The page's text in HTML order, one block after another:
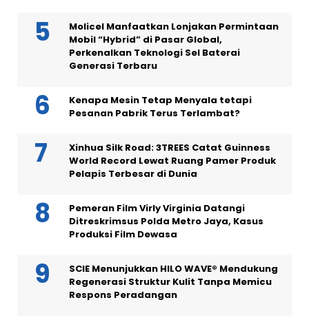
Molicel Manfaatkan Lonjakan Permintaan
Mobil “Hybrid” di Pasar Global,
Perkenalkan Teknologi Sel Baterai
Generasi Terbaru
Kenapa Mesin Tetap Menyala tetapi
Pesanan Pabrik Terus Terlambat?
Xinhua Silk Road: 3TREES Catat Guinness
World Record Lewat Ruang Pamer Produk
Pelapis Terbesar di Dunia
Pemeran Film Virly Virginia Datangi
Ditreskrimsus Polda Metro Jaya, Kasus
Produksi Film Dewasa
SCIE Menunjukkan HILO WAVE® Mendukung
Regenerasi Struktur Kulit Tanpa Memicu
Respons Peradangan